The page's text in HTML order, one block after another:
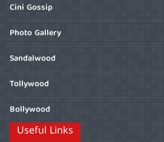
Cini Gossip
Photo Gallery
Sandalwood
Tollywood
Bollywood
Useful Links